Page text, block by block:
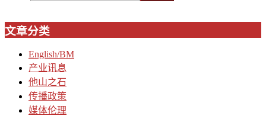
文章分类
English/BM
产业讯息
他山之石
传播政策
媒体伦理